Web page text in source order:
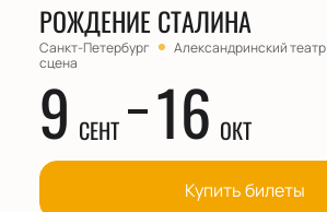
РОЖДЕНИЕ СТАЛИНА
Санкт-Петербург Александринский театр
сцена
9 СЕНТ 16 ОКТ
Купить билеты